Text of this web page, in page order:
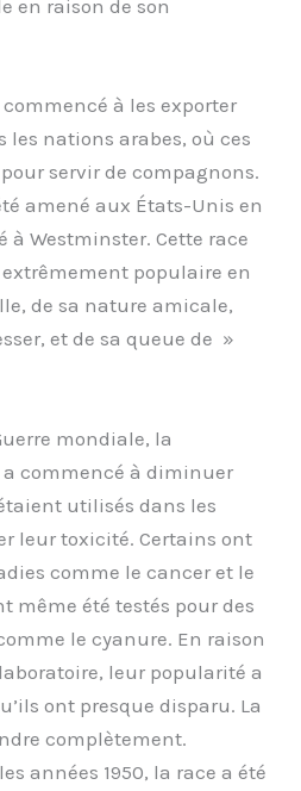
en raison de son
à les exporter
les nations arabes, où ces
servir de compagnons.
amené aux États-Unis en
à Westminster. Cette race
populaire en
de sa nature amicale,
et de sa queue de »
mondiale, la
commencé à diminuer
utilisés dans les
leur toxicité.Certains ont
comme le cancer et le
même été testés pour des
le cyanure. En raison
leur popularité a
ont presque disparu. La
complètement.
années 1950, la race a été